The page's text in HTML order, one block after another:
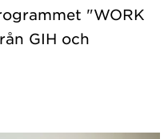
"WORK
GIH och